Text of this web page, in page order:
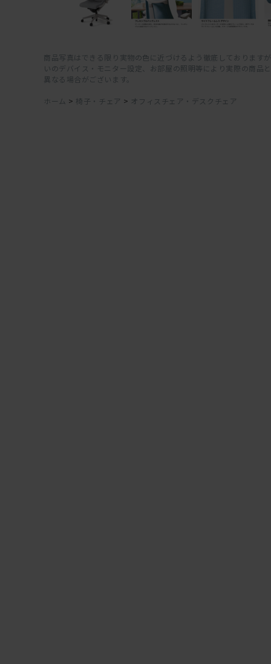
商品写真はできる限り実物の色に近づけるよう徹底しております
いのデバイス・モニター設定、お部屋の照明等により実際の商品
異なる場合がございます。
ホーム > 椅子・チェア > オフィスチェア・デスクチェア